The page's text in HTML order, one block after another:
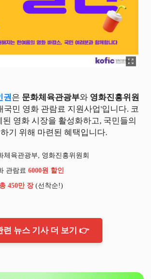
권은 문화체육관광부와 영화진흥위원
국민 영화 관람료 지원사업'입니다. 코
영화 시장을 활성화하고, 국민들의
기 위해 마련된 혜택입니다.
체육관광부, 영화진흥위원회
관람료 6000원 할인
총 450만 장(선착순!)
련 뉴스 기사 더 보기 👉